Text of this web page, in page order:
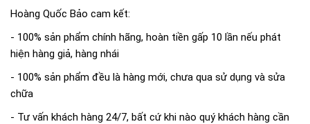
Hoàng Quốc Bảo cam kết:
- 100% sản phẩm chính hãng, hoàn tiền gấp 10 lần nếu phát
hiện hàng giả, hàng nhái
- 100% sản phẩm đều là hàng mới, chưa qua sử dụng và sửa
chữa
- Tư vấn khách hàng 24/7, bất cứ khi nào quý khách hàng cần